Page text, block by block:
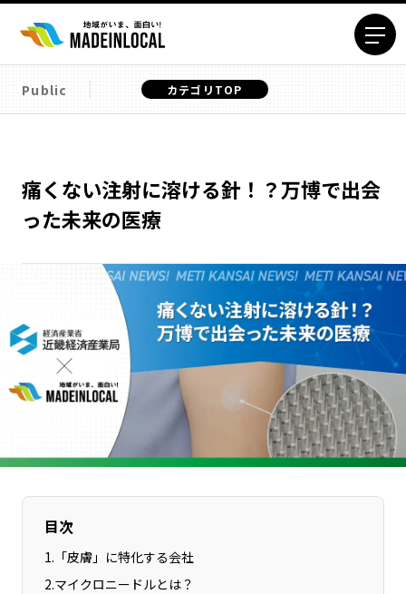
エリアから探す
宮城エリア
秋田エリア
山形エリア
福島エリア
栃木エリア
群馬エリア
多摩エリア
神奈川エリア
新潟エリア
富山エリア
福井エリア
山梨エリア
岐阜エリア
静岡エリア
愛知エリア
Public カテゴリTOP
痛くない注射に溶ける針！？万博で出会
った未来の医療
目次
1. 「皮膚」に特化する会社
2.マイクロニードルとは？